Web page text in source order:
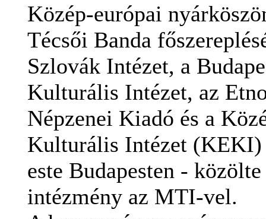
Közép-európai
Técsői Banda
Szlovák Intézet, a
Kulturális Intézet, az
Népzenei Kiadó és a
Kulturális Intézet (KEKI)
este Budapesten -
intézmény az MTI-vel.